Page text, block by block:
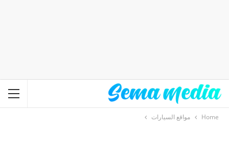
Home مواقع السيارات